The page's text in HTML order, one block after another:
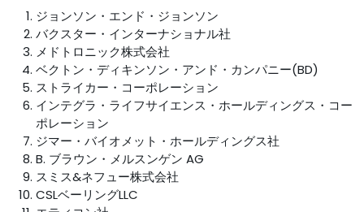
ジョンソン・エンド・ジョンソン
バクスター・インターナショナル社
メドトロニック株式会社
ベクトン・ディキンソン・アンド・カンパニー(BD)
ストライカー・コーポレーション
インテグラ・ライフサイエンス・ホールディングス・コー
ポレーション
ジマー・バイオメット・ホールディングス社
B. ブラウン・メルスンゲン AG
スミス&ネフュー株式会社
CSLベーリングLLC